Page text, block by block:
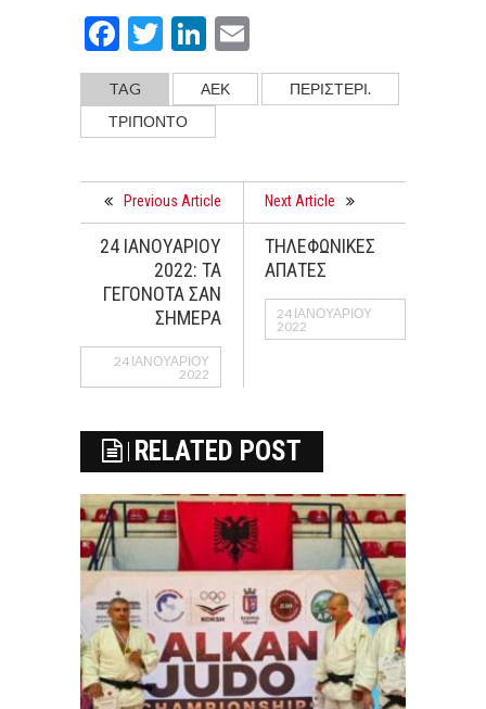
Facebook
TwitterLinkedIn
TAG ΑΕΚ
ΠΕΡΙΣΤΕΡΙ.
ΤΡΙΠΟΝΤΟ
Previous Article
24 ΙΑΝΟΥΑΡΙΟΥ
2022: ΤΑ
ΓΕΓΟΝΟΤΑ ΣΑΝ
ΣΗΜΕΡΑ
24 ΙΑΝΟΥΑΡΊΟΥ
2022
Next Article
ΤΗΛΕΦΩΝΙΚΕΣ
ΑΠΑΤΕΣ
24 ΙΑΝΟΥΑΡΊΟΥ
2022
RELATED POST